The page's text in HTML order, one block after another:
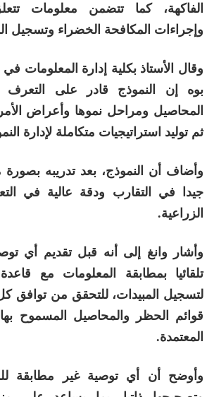
الفاكهة، كما تتضمن معلومات
وإجراءات المكافحة الخضراء وتسجيل
وقال الأستاذ بكلية إدارة المعلومات في
بوه إن النموذج قادر على التعرف
المحاصيل ومراحل نموها وأعراض
ثم توليد استراتيجيات متكاملة لإدارة
وأضاف أن النموذج، بعد تدريبه بصورة
جيدا في التقارب ودقة عالية في
الزراعية.
وأشار وانغ إلى أنه قبل تقديم أي
تلقائيا بمطابقة المعلومات مع قاعدة
لتسجيل المبيدات، للتحقق من توافق كل
قوائم الحظر والمحاصيل المسموح
المعتمدة.
وأوضح أن أي توصية غير مطابقة